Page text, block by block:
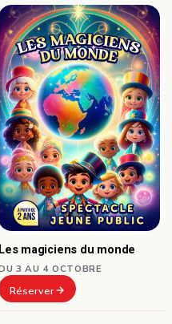
Les magiciens du monde
3 AU 4 OCTOBRE
Réserver